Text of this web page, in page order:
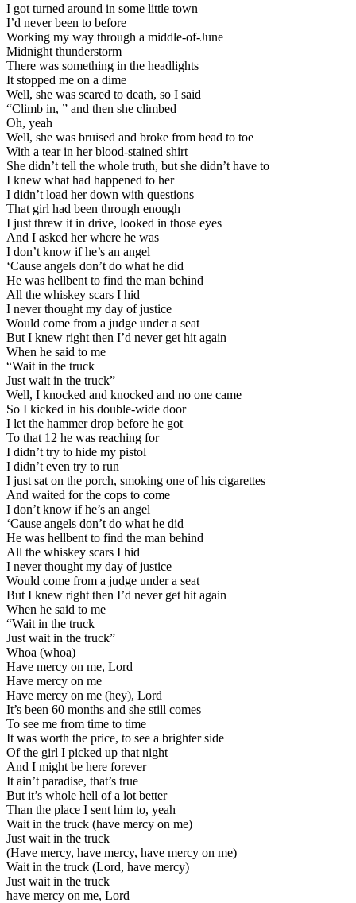
I got turned around in some little town
I’d never been to before
Working my way through a middle-of-June
Midnight thunderstorm
There was something in the headlights
It stopped me on a dime
Well, she was scared to death, so I said
“Climb in, ” and then she climbed
Oh, yeah
Well, she was bruised and broke from head to toe
With a tear in her blood-stained shirt
She didn’t tell the whole truth, but she didn’t have to
I knew what had happened to her
I didn’t load her down with questions
That girl had been through enough
I just threw it in drive, looked in those eyes
And I asked her where he was
I don’t know if he’s an angel
‘Cause angels don’t do what he did
He was hellbent to find the man behind
All the whiskey scars I hid
I never thought my day of justice
Would come from a judge under a seat
But I knew right then I’d never get hit again
When he said to me
“Wait in the truck
Just wait in the truck”
Well, I knocked and knocked and no one came
So I kicked in his double-wide door
I let the hammer drop before he got
To that 12 he was reaching for
I didn’t try to hide my pistol
I didn’t even try to run
I just sat on the porch, smoking one of his cigarettes
And waited for the cops to come
I don’t know if he’s an angel
‘Cause angels don’t do what he did
He was hellbent to find the man behind
All the whiskey scars I hid
I never thought my day of justice
Would come from a judge under a seat
But I knew right then I’d never get hit again
When he said to me
“Wait in the truck
Just wait in the truck”
Whoa (whoa)
Have mercy on me, Lord
Have mercy on me
Have mercy on me (hey), Lord
It’s been 60 months and she still comes
To see me from time to time
It was worth the price, to see a brighter side
Of the girl I picked up that night
And I might be here forever
It ain’t paradise, that’s true
But it’s whole hell of a lot better
Than the place I sent him to, yeah
Wait in the truck (have mercy on me)
Just wait in the truck
(Have mercy, have mercy, have mercy on me)
Wait in the truck (Lord, have mercy)
Just wait in the truck
have mercy on me, Lord